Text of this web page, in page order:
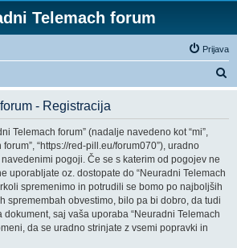
Telemach forum
Prijava
s
- Registracija
Telemach forum” (nadalje navedeno kot “mi”,
forum”, “https://red-pill.eu/forum070”), uradno
pogoji. Če se s katerim od pogojev ne
uporabljate oz. dostopate do “Neuradni Telemach
spremenimo in potrudili se bomo po najboljših
spremembah obvestimo, bilo pa bi dobro, da tudi
saj vaša uporaba “Neuradni Telemach
da se uradno strinjate z vsemi popravki in